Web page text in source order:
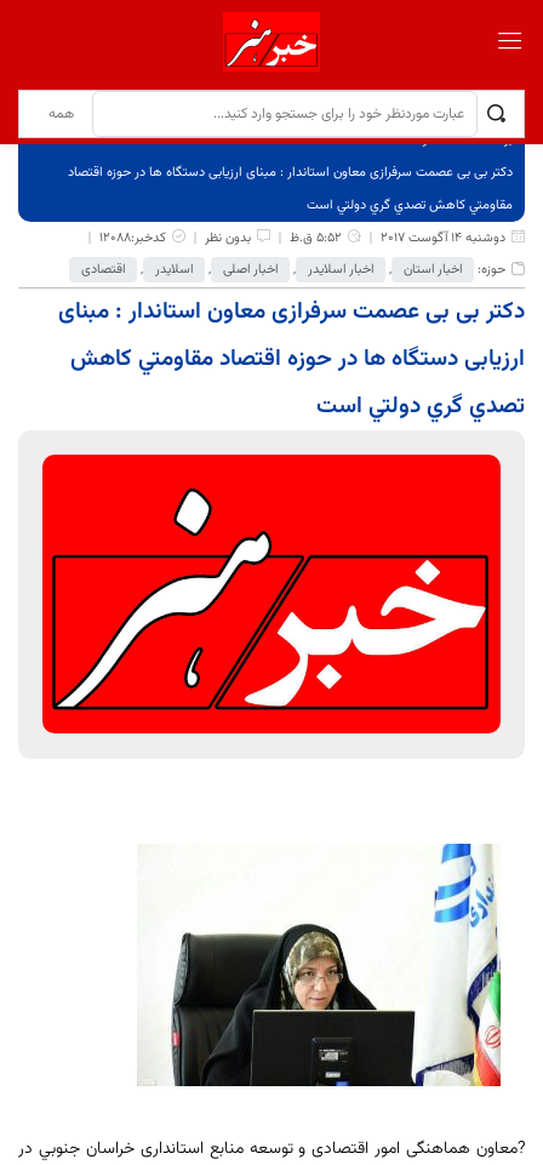
برگ نخست
نوشته‌ها
دکتر بی بی عصمت سرفرازی معاون استاندار : مبنای ارزیابی دستگاه ها در حوزه اقتصاد
مقاومتي کاهش تصدي گري دولتي است
دوشنبه 14 آگوست 2017
5:52 ق.ظ بدون نظر
کدخبر:12088
حوزه:
اخبار استان , اخبار اسلایدر , اخبار اصلی , اسلایدر , اقتصادی
دکتر بی بی عصمت سرفرازی معاون استاندار : مبنای
ارزیابی دستگاه ها در حوزه اقتصاد مقاومتي کاهش
تصدي گري دولتي است
?معاون هماهنگی امور اقتصادی و توسعه منابع استانداری خراسان جنوبي در